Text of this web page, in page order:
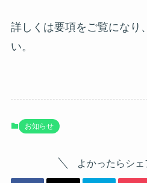
詳しくは要項をご覧になり
い。
お知らせ
よかったらシェ